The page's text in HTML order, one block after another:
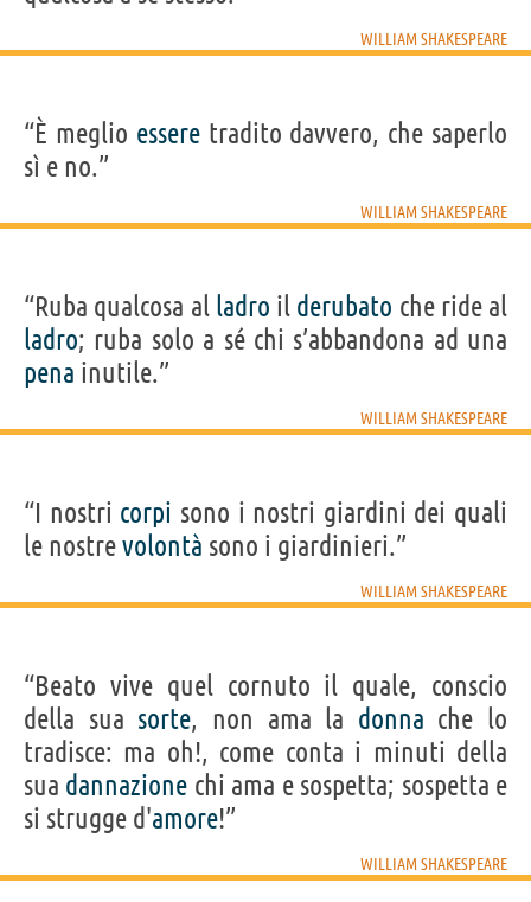
WILLIAM SHAKESPEARE
“È meglio esseretradito davvero, che saperlo
sì e no.”
WILLIAM SHAKESPEARE
“Ruba qualcosa al ladro il derubato che ride al
ladro; ruba solo a sé chi s’abbandona ad una
pena inutile.”
WILLIAM SHAKESPEARE
“I nostri corpi sono i nostri giardini dei quali
le nostrevolontà sono i giardinieri.”
WILLIAM SHAKESPEARE
“Beato vive quel cornuto il quale, conscio
della sua sorte, non ama la donna che lo
tradisce: ma oh!, come conta i minuti della
sua dannazione chi ama e sospetta; sospetta e
si strugge d'amore!”
WILLIAM SHAKESPEARE